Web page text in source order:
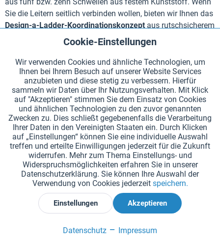
Sie die Leitern seitlich verbinden wollen, bieten wir Ihnen das
Design-a-Ladder-Koordinationskonzept aus rutschsicherem
Darüber hinaus finden Sie bei uns eine breite Palette weiterer
Koordinationsübungsgeräte, wie z. B. das
Koordinationskreuz, das für den Innen- und Außenbereich
geeignet ist und mittels Ösen auf Rasen- und Hartplätzen
befestigt werden kann.
Entdecken Sie unsereKoordinationsringe: Die 12
Koordinationsringe aus Kunststoff eignen sich für
Rasenflächen, Kunstrasen oder Turnhallen und werden daher
gerne im Schulsport genutzt.
Wir bieten Ihnen weitere Sportgeräte zum Training der
Koordination, wie z. B.Koordinationshürden,
Bodenmarkierungen,Pylonen und Tellerhütchen
sowie
Aktiv
Tracking Aktiv
Cookie-Einstellungen
Wir verwenden Cookies und ähnliche Technologien, um
Ihnen bei Ihrem Besuch auf unserer Website Services
anzubieten und diese stetig zu verbessern. Hierfür
sammeln wir Daten über Ihr Nutzungsverhalten. Mit Klick
auf "Akzeptieren" stimmen Sie dem Einsatz von Cookies
und ähnlichen Technologien zu den zuvor genannten
Zwecken zu. Dies schließt gegebenenfalls die Verarbeitung
Ihrer Daten in den Vereinigten Staaten ein. Durch Klicken
auf „Einstellungen“ können Sie eine individuelle Auswahl
treffen und erteilte Einwilligungen jederzeit für die Zukunft
widerrufen. Mehr zum Thema Einstellungs- und
Widerspruchsmöglichkeiten erfahren Sie in unserer
Datenschutzerklärung. Sie können Ihre Auswahl der
Verwendung von Cookies jederzeit speichern.
Einstellungen Akzeptieren
Datenschutz Impressum